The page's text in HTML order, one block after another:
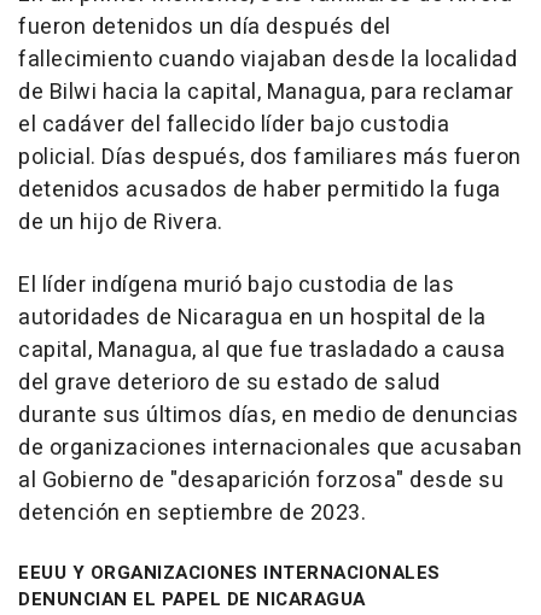
fueron detenidos un día después del
fallecimiento cuando viajaban desde la localidad
de Bilwi hacia la capital, Managua, para reclamar
el cadáver del fallecido líder bajo custodia
policial. Días después, dos familiares más fueron
detenidos acusados de haber permitido la fuga
de un hijo de Rivera.
El líder indígena murió bajo custodia de las
autoridades de Nicaragua en un hospital de la
capital, Managua, al que fue trasladado a causa
del grave deterioro de su estado de salud
durante sus últimos días, en medio de denuncias
de organizaciones internacionales que acusaban
al Gobierno de "desaparición forzosa" desde su
detención en septiembre de 2023.
EEUU Y ORGANIZACIONES INTERNACIONALES
DENUNCIAN EL PAPEL DE NICARAGUA